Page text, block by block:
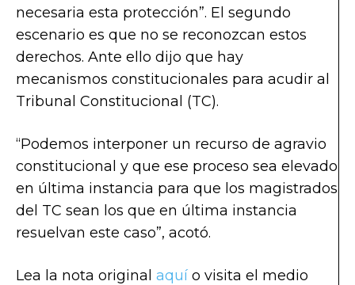
necesaria esta protección”. El segundo
escenario es que no se reconozcan estos
derechos. Ante ello dijo que hay
mecanismos constitucionales para acudir al
Tribunal Constitucional (TC).
“Podemos interponer un recurso de agravio
constitucional y que ese proceso sea elevado
en última instancia para que los magistrados
del TC sean los que en última instancia
resuelvan este caso”, acotó.
Lea la nota original aquí o visita el medio